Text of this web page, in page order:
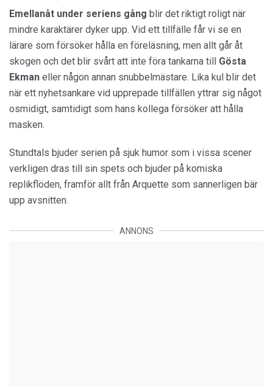
Emellanåt under seriens gång blir det riktigt roligt när
mindre karaktärer dyker upp. Vid ett tillfälle får vi se en
lärare som försöker hålla en föreläsning, men allt går åt
skogen och det blir svårt att inte föra tankarna till Gösta
Ekman eller någon annan snubbelmästare. Lika kul blir det
när ett nyhetsankare vid upprepade tillfällen yttrar sig något
osmidigt, samtidigt som hans kollega försöker att hålla
masken.
Stundtals bjuder serien på sjuk humor som i vissa scener
verkligen dras till sin spets och bjuder på komiska
replikflöden, framför allt från Arquette som sannerligen bär
upp avsnitten.
ANNONS